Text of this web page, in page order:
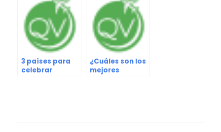
3 países para
celebrar
¿Cuáles son los
mejores